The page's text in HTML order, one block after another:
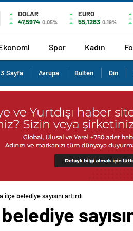
DOLAR
47,5974 0.05%
EURO
55,1283 0.19%
Spor Kadın
3.Sayfa Avrupa Bülten Din
ilçe belediye sayısını artırdı